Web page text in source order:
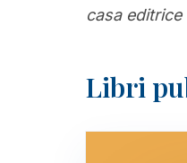
casa
Libri